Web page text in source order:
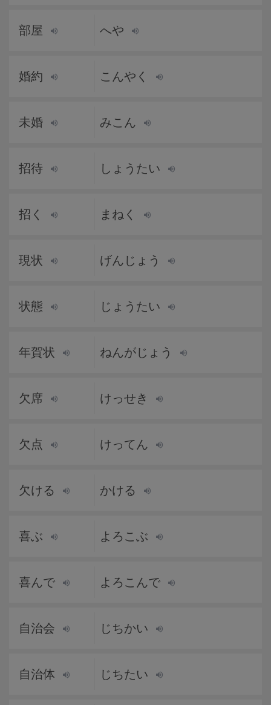
部屋 へや
婚約 こんやく
未婚 みこん
招待 しょうたい
招く まねく
現状 げんじょう
状態 じょうたい
年賀状 ねんがじょう
欠席 けっせき
欠点 けってん
欠ける かける
喜ぶ よろこぶ
喜んで よろこんで
自治会 じちかい
自治体 じちたい